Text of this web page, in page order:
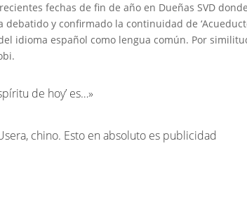
fechas de fin de año en Dueñas SVD
y confirmado la continuidad de
idioma español como lengua común. Por
de hoy’ es…»
chino. Esto en absoluto es publicidad